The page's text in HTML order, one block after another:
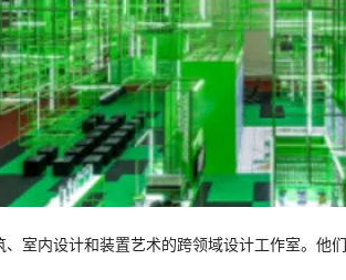
、室内设计和装置艺术的跨领域设计工作室。